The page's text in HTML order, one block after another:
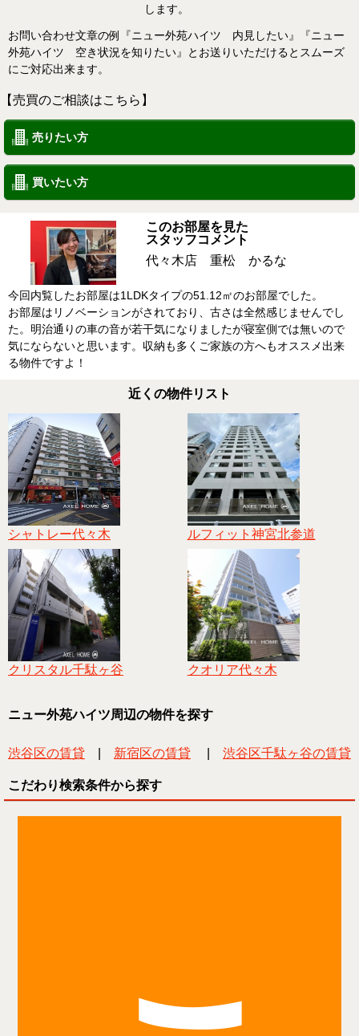
します。
お問い合わせ文章の例『ニュー外苑ハイツ 内見したい』『ニュー
外苑ハイツ 空き状況を知りたい』とお送りいただけるとスムーズ
にご対応出来ます。
【売買のご相談はこちら】
売りたい方
買いたい方
このお部屋を見た
スタッフコメント
代々木店 重松 かるな
今回内覧したお部屋は1LDKタイプの51.12㎡のお部屋でした。
お部屋はリノベーションがされており、古さは全然感じませんでし
た。明治通りの車の音が若干気になりましたが寝室側では無いので
気にならないと思います。収納も多くご家族の方へもオススメ出来
る物件ですよ！
近くの物件リスト
シャトレー代々木 ルフィット神宮北参道
クリスタル千駄ヶ谷 クオリア代々木
ニュー外苑ハイツ周辺の物件を探す
渋谷区の賃貸 新宿区の賃貸 渋谷区千駄ヶ谷の賃貸
こだわり検索条件から探す